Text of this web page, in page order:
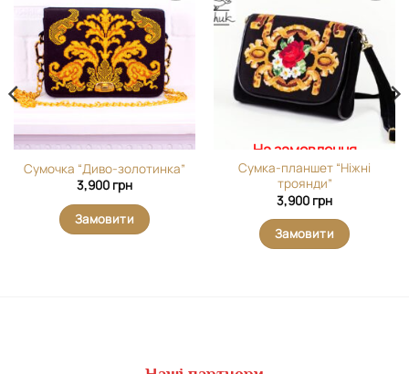
Додати
виріб у
вибране
Сумочка “Диво-золотинка”
3,900 грн
Замовити
виріб у
вибране
На замовлення
Сумка-планшет “Ніжні
троянди”
3,900 грн
Замовити